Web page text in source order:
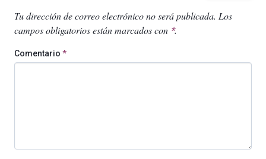
Tu dirección de correo electrónico no será publicada. Los
campos obligatorios están marcados con *.
Comentario *